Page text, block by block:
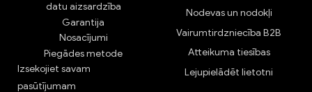
datu aizsardzība
Garantija
Nosacījumi
Piegādes metode
Izsekojiet savam
pasūtījumam
Nodevas un nodokļi
Vairumtirdzniecība B2B
Atteikuma tiesības
Lejupielādēt lietotni